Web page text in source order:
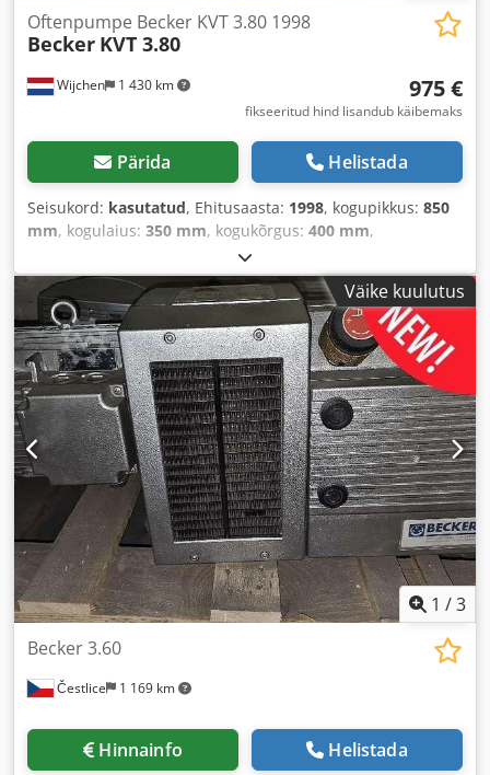
Wijchen 1 430 km
Oftenpumpe Becker KVT 3.80 1998
Becker KVT 3.80
975 €
fikseeritud hind lisandub käibemaks
Pärida Helistada
Seisukord: kasutatud, Ehitusaasta: 1998, kogupikkus: 850
mm, kogulaius: 350 mm, kogukõrgus: 400 mm,
Väike kuulutus
1 /3
Čestlice 1 169 km
Becker 3.60
Hinnainfo Helistada